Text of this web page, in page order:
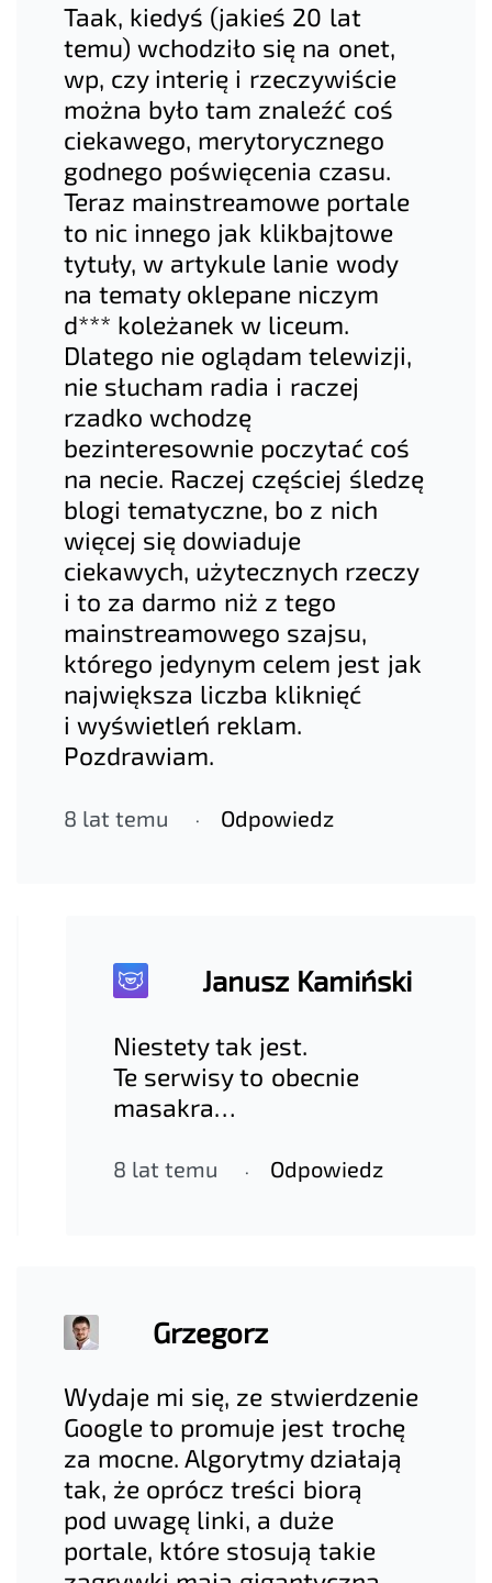
Taak, kiedyś (jakieś 20 lat
temu) wchodziło się na onet,
wp, czy interię i rzeczywiście
można było tam znaleźć coś
ciekawego, merytorycznego
godnego poświęcenia czasu.
Teraz mainstreamowe portale
to nic innego jak klikbajtowe
tytuły, w artykule lanie wody
na tematy oklepane niczym
d*** koleżanek w liceum.
Dlatego nie oglądam telewizji,
nie słucham radia i raczej
rzadko wchodzę
bezinteresownie poczytać coś
na necie. Raczej częściej śledzę
blogi tematyczne, bo z nich
więcej się dowiaduje
ciekawych, użytecznych rzeczy
i to za darmo niż z tego
mainstreamowego szajsu,
którego jedynym celem jest jak
największa liczba kliknięć
i wyświetleń reklam.
Pozdrawiam.
8 lat temu Odpowiedz
Janusz Kamiński
Niestety tak jest.
Te serwisy to obecnie
masakra…
8 lat temu Odpowiedz
Grzegorz
Wydaje mi się, ze stwierdzenie
Google to promuje jest trochę
za mocne. Algorytmy działają
tak, że oprócz treści biorą
pod uwagę linki, a duże
portale, które stosują takie